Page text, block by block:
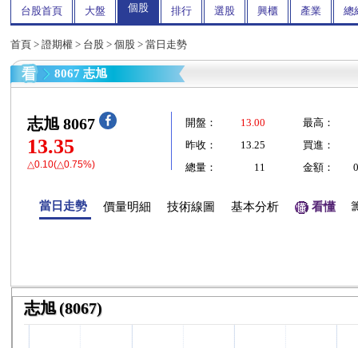
台股首頁 大盤 個股 排行 選股 興櫃 產業 總
首頁 > 證期權 > 台股 > 個股 > 當日走勢
8067 志旭
志旭 8067
13.35
△0.10(△0.75%)
開盤： 13.00
最高：
昨收：
13.25
買進：
總量：
11 金額：
當日走勢 價量明細 技術線圖 基本分析 看懂